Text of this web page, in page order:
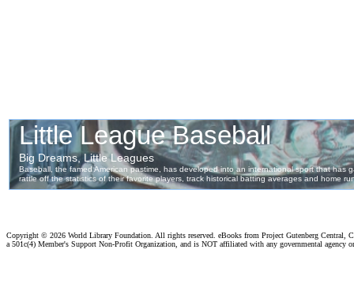
Copyright © 2026 World Library Foundation. All rights reserved. eBooks from Project Gutenberg Central,
a 501c(4) Member's Support Non-Profit Organization, and is NOT affiliated with any governmental agency